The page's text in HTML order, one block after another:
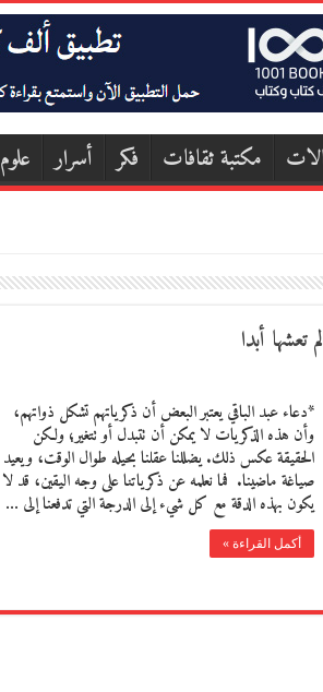
مكتبة ثقافات فكر أسرار علوم
أبدا
*دعاء عبد الباقي يعتبر البعض أن ذكرياتهم تشكل ذواتهم،
وأن هذه الذكريات لا يمكن أن تتبدل أو تتغير؛ ولكن
الحقيقة عكس ذلك. يضللنا عقلنا بحيله طوال الوقت، ويعيد
صياغة ماضينا. فما نعلمه عن ذكرياتنا على وجه اليقين، قد لا
يكون بهذه الدقة مع كل شيء إلى الدرجة التي تدفعنا إلى …
أكمل القراءة »